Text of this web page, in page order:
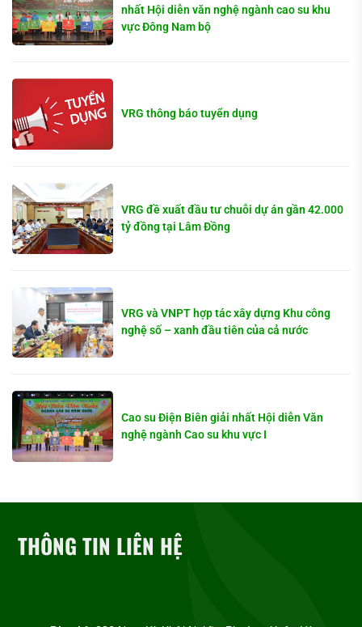
nhất Hội diễn văn nghệ ngành cao su khu
vực Đông Nam bộ
VRG thông báo tuyển dụng
VRG đề xuất đầu tư chuỗi dự án gần 42.000
tỷ đồng tại Lâm Đồng
VRG và VNPT hợp tác xây dựng Khu công
nghệ số – xanh đầu tiên của cả nước
Cao su Điện Biên giải nhất Hội diễn Văn
nghệ ngành Cao su khu vực I
THÔNG TIN LIÊN HỆ